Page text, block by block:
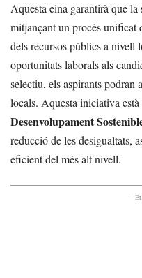
Aquesta eina garantirà que
mitjançant un procés unificat
dels recursos públics a nivell
oportunitats laborals als
selectiu, els aspirants podran
locals. Aquesta iniciativa
Desenvolupament
reducció de les desigualtats,
eficient del més alt nivell.
-